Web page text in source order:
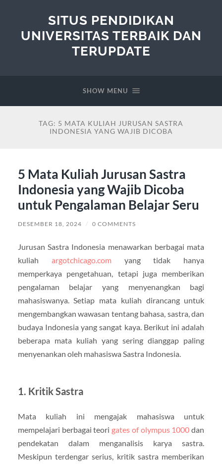
SITUS PENDIDIKAN
UNIVERSITAS TERBAIK DAN
TERUPDATE
SHOW MENU
TAG: 5 MATA KULIAH JURUSAN SASTRA
INDONESIA YANG WAJIB DICOBA
5 Mata Kuliah Jurusan Sastra
Indonesia yang Wajib Dicoba
untuk Pengalaman Belajar Seru
DESEMBER 18, 2024 / 0 COMMENTS
Jurusan Sastra Indonesia menawarkan berbagai mata
kuliah argotchicago.com yang tidak hanya
memperkaya pengetahuan, tetapi juga memberikan
pengalaman belajar yang menyenangkan bagi
mahasiswanya. Setiap mata kuliah dirancang untuk
mengembangkan wawasan tentang bahasa, sastra, dan
budaya Indonesia yang sangat kaya. Berikut ini adalah
beberapa mata kuliah yang sering dianggap paling
menyenankan oleh mahasiswa Sastra Indonesia.
1. Kritik Sastra
Mata kuliah ini mengajak mahasiswa untuk
mempelajari berbagai teori gates of olympus 1000 dan
pendekatan dalam menganalisis karya sastra.
Meskipun terdengar serius, kritik sastra memberikan